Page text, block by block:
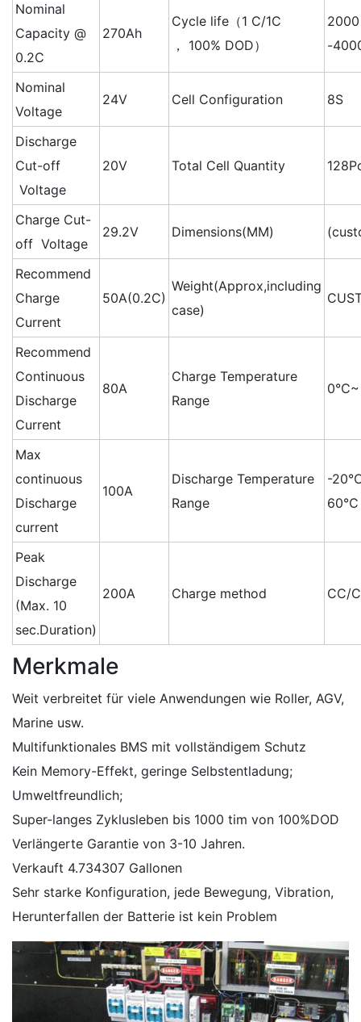
Nominal
Capacity @
0.2C
270Ah
Cycle life（1 C/1C
， 100% DOD）
2000
-
Nominal
Voltage
24V Cell Configuration 8S
Discharge
Cut-off
Voltage
20V Total Cell Quantity
Charge Cut-
off Voltage
29.2V Dimensions(MM)
Recommend
Charge
Current
50A(0.2C)
Weight(Approx,including
case)
Recommend
Continuous
Discharge
Current
80A
Charge Temperature
Range
Max
continuous
Discharge
current
100A
Discharge Temperature
Range
-
60℃
Peak
Discharge
(Max. 10
sec.Duration)
200A Charge method CC/
Merkmale
Weit verbreitet für viele Anwendungen wie Roller, AGV,
Marine usw.
Multifunktionales BMS mit vollständigem Schutz
Kein Memory-Effekt, geringe Selbstentladung;
Umweltfreundlich;
Super-langes Zyklusleben bis 1000 tim von 100%DOD
Verlängerte Garantie von 3-10 Jahren.
Verkauft 4.734307 Gallonen
Sehr starke Konfiguration, jede Bewegung, Vibration,
Herunterfallen der Batterie ist kein Problem